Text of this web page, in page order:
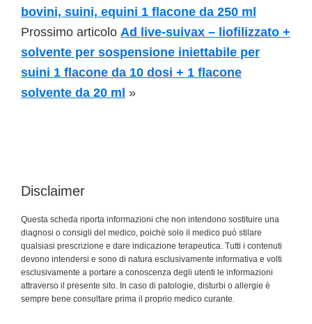
bovini, suini, equini 1 flacone da 250 ml
Prossimo articolo Ad live-suivax – liofilizzato +
solvente per sospensione iniettabile per
suini 1 flacone da 10 dosi + 1 flacone
solvente da 20 ml »
Disclaimer
Questa scheda riporta informazioni che non intendono sostituire una
diagnosi o consigli del medico, poichè solo il medico può stilare
qualsiasi prescrizione e dare indicazione terapeutica. Tutti i contenuti
devono intendersi e sono di natura esclusivamente informativa e volti
esclusivamente a portare a conoscenza degli utenti le informazioni
attraverso il presente sito. In caso di patologie, disturbi o allergie è
sempre bene consultare prima il proprio medico curante.